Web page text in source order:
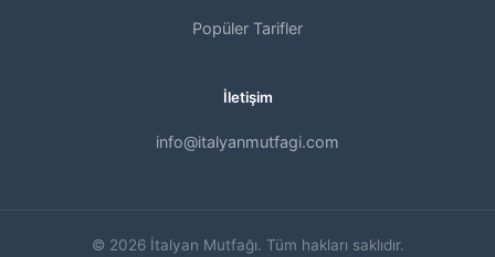
Popüler Tarifler
İletişim
info@italyanmutfagi.com
© 2026 İtalyan Mutfağı. Tüm hakları saklıdır.